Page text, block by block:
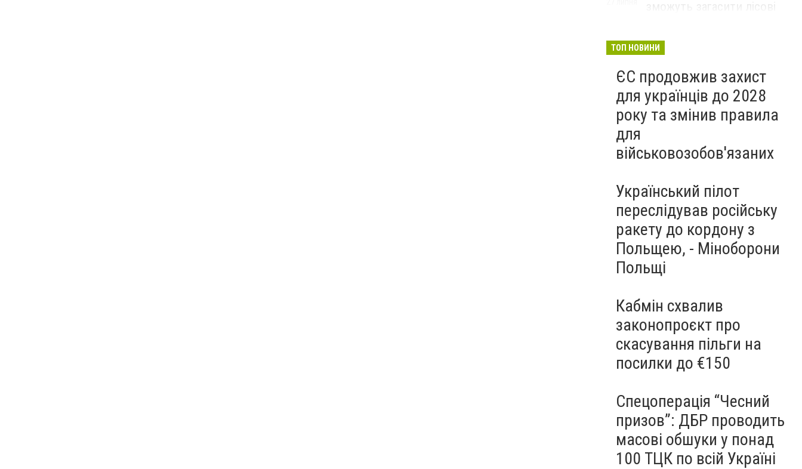
ТОП НОВИНИ
ЄС продовжив захист
для українців до 2028
року та змінив правила
для
військовозобов'язаних
Український пілот
переслідував російську
ракету до кордону з
Польщею, - Міноборони
Польщі
Кабмін схвалив
законопроєкт про
скасування пільги на
посилки до €150
Спецоперація “Чесний
призов”: ДБР проводить
масові обшуки у понад
100 ТЦК по всій Україні